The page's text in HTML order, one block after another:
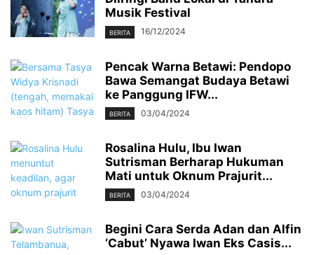
Musik Festival
BERITA 16/12/2024
Pencak Warna Betawi: Pendopo
Bawa Semangat Budaya Betawi
ke Panggung IFW...
BERITA 03/04/2024
Rosalina Hulu, Ibu Iwan
Sutrisman Berharap Hukuman
Mati untuk Oknum Prajurit...
BERITA 03/04/2024
Begini Cara Serda Adan dan Alfin
‘Cabut’ Nyawa Iwan Eks Casis...